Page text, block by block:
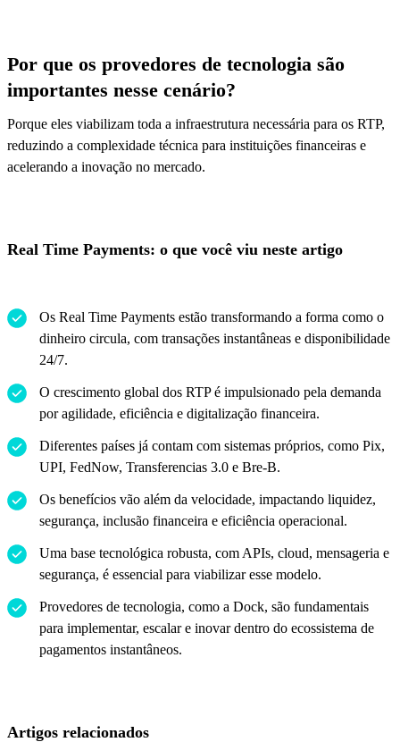
Por que os provedores de tecnologia são
importantes nesse cenário?
Porque eles viabilizam toda a infraestrutura necessária para os RTP,
reduzindo a complexidade técnica para instituições financeiras e
acelerando a inovação no mercado.
Real Time Payments: o que você viu neste artigo
Os Real Time Payments estão transformando a forma como o
dinheiro circula, com transações instantâneas e disponibilidade
24/7.
O crescimento global dos RTP é impulsionado pela demanda
por agilidade, eficiência e digitalização financeira.
Diferentes países já contam com sistemas próprios, como Pix,
UPI, FedNow, Transferencias 3.0 e Bre-B.
Os benefícios vão além da velocidade, impactando liquidez,
segurança, inclusão financeira e eficiência operacional.
Uma base tecnológica robusta, com APIs, cloud, mensageria e
segurança, é essencial para viabilizar esse modelo.
Provedores de tecnologia, como a Dock, são fundamentais
para implementar, escalar e inovar dentro do ecossistema de
pagamentos instantâneos.
Artigos relacionados